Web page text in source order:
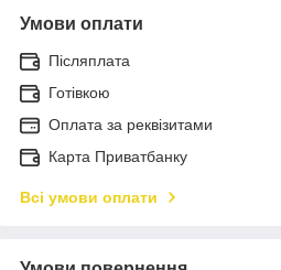
Умови оплати
Післяплата
Готівкою
Оплата за реквізитами
Карта Приватбанку
Всі умови оплати